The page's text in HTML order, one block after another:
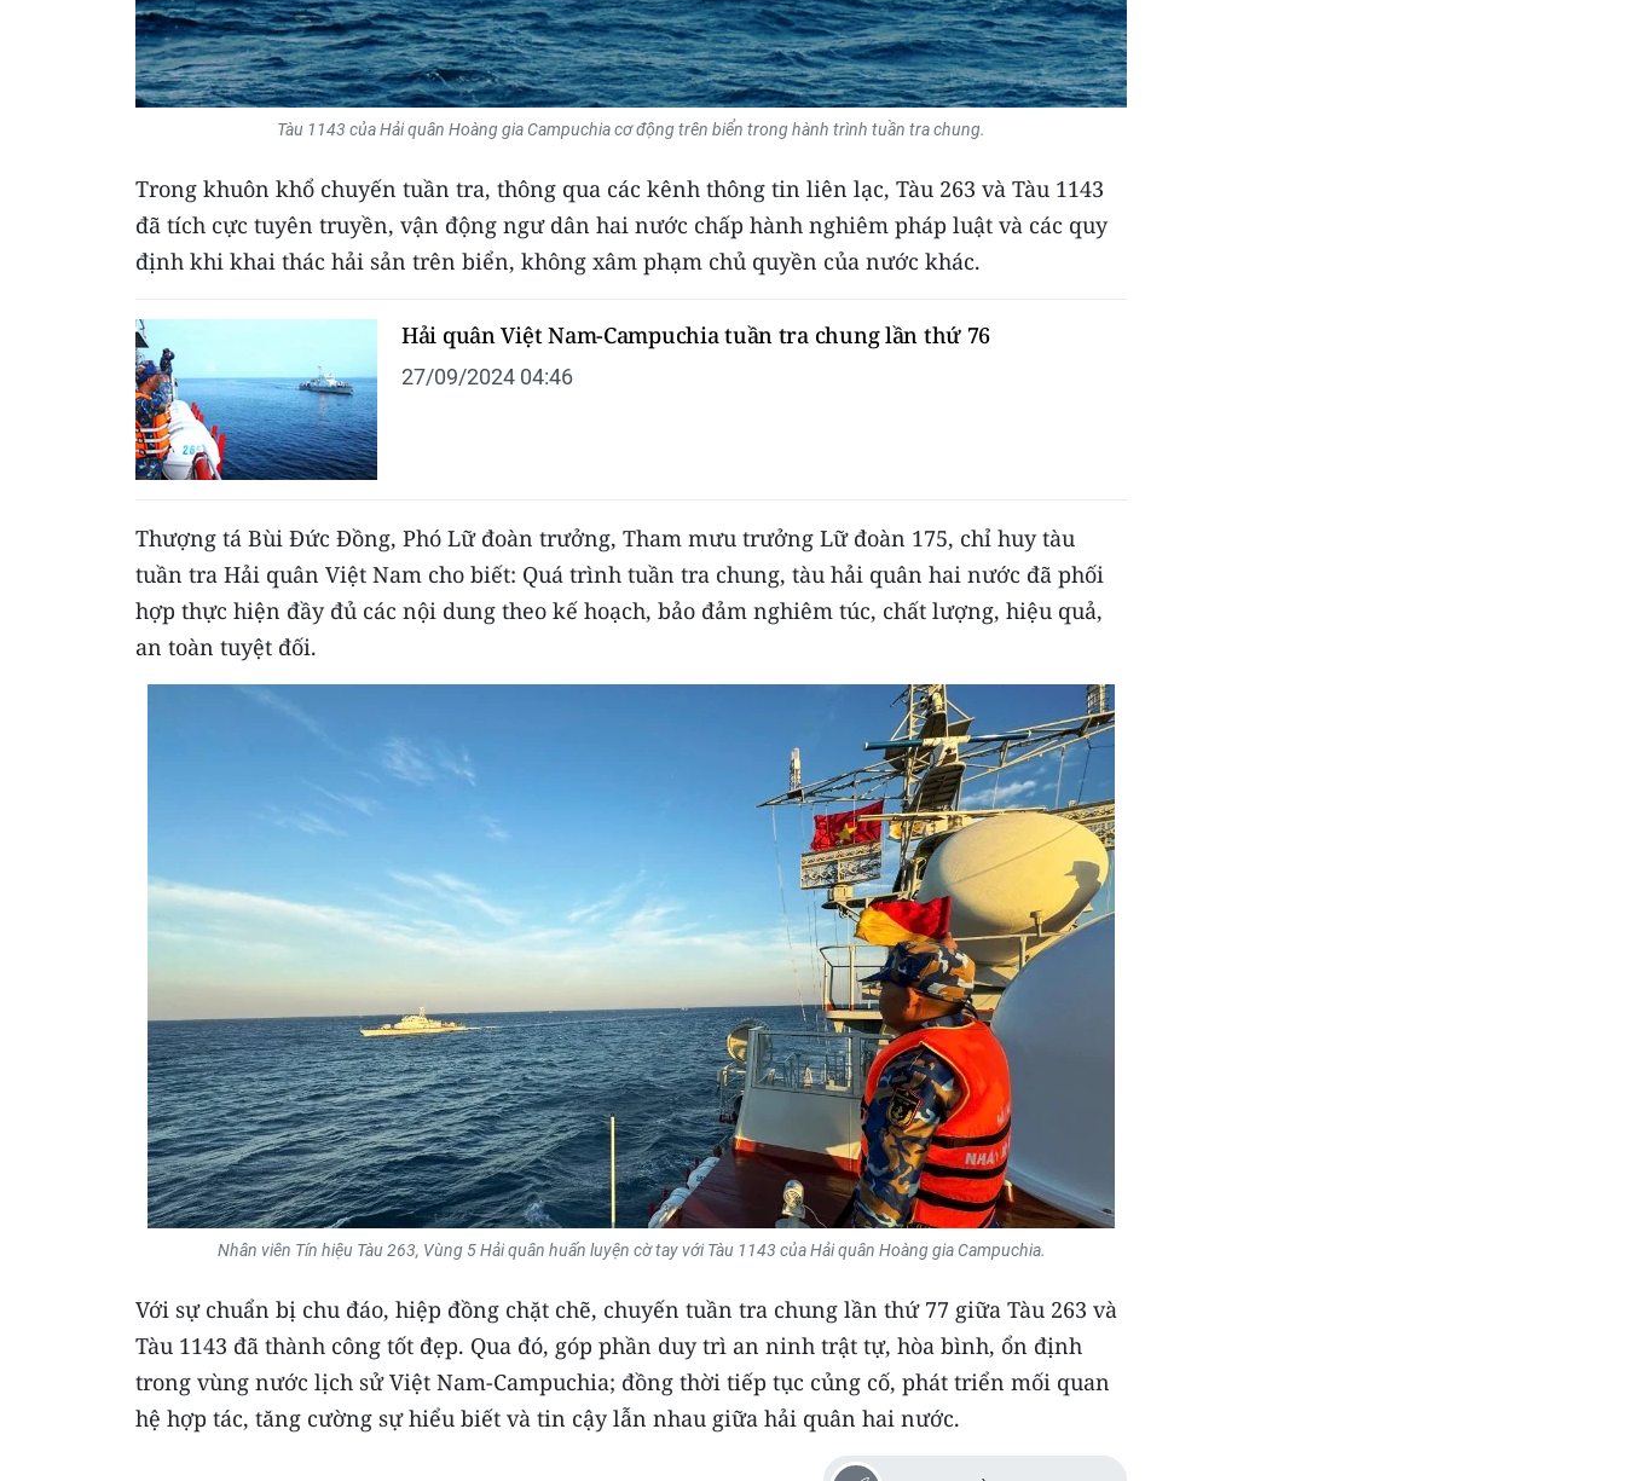
Tàu 1143 của Hải quân Hoàng gia Campuchia cơ động trên biển trong hành trình tuần tra chung.
Trong khuôn khổ chuyến tuần tra, thông qua các kênh thông tin liên lạc, Tàu 263 và Tàu 1143
đã tích cực tuyên truyền, vận động ngư dân hai nước chấp hành nghiêm pháp luật và các quy
định khi khai thác hải sản trên biển, không xâm phạm chủ quyền của nước khác.
Hải quân Việt Nam-Campuchia tuần tra chung lần thứ 76
27/09/2024 04:46
Thượng tá Bùi Đức Đồng, Phó Lữ đoàn trưởng, Tham mưu trưởng Lữ đoàn 175, chỉ huy tàu
tuần tra Hải quân Việt Nam cho biết: Quá trình tuần tra chung, tàu hải quân hai nước đã phối
hợp thực hiện đầy đủ các nội dung theo kế hoạch, bảo đảm nghiêm túc, chất lượng, hiệu quả,
an toàn tuyệt đối.
Nhân viên Tín hiệu Tàu 263, Vùng 5 Hải quân huấn luyện cờ tay với Tàu 1143 của Hải quân Hoàng gia Campuchia.
Với sự chuẩn bị chu đáo, hiệp đồng chặt chẽ, chuyến tuần tra chung lần thứ 77 giữa Tàu 263 và
Tàu 1143 đã thành công tốt đẹp. Qua đó, góp phần duy trì an ninh trật tự, hòa bình, ổn định
trong vùng nước lịch sử Việt Nam-Campuchia; đồng thời tiếp tục củng cố, phát triển mối quan
hệ hợp tác, tăng cường sự hiểu biết và tin cậy lẫn nhau giữa hải quân hai nước.